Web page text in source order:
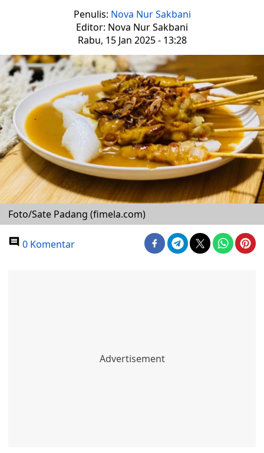
Penulis: Nova Nur Sakbani
Editor: Nova Nur Sakbani
Rabu, 15 Jan 2025 - 13:28
Foto/Sate Padang (fimela.com)
0 Komentar